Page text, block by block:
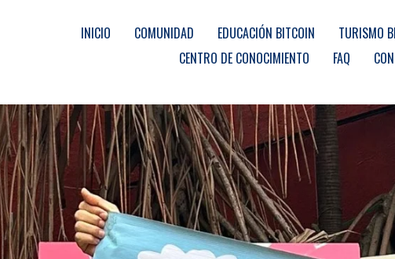
INICIO COMUNIDAD EDUCACIÓN BITCOIN TURISMO
CENTRO DE CONOCIMIENTO
FAQ